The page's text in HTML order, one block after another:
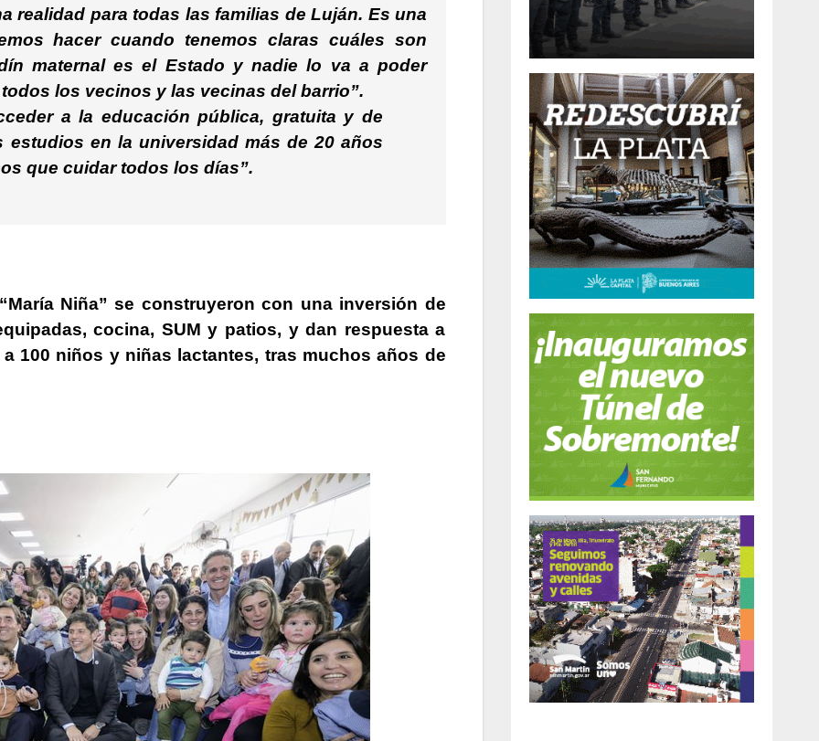
realidad para todas las familias de Luján. Es una
hacer cuando tenemos claras cuáles son
maternal es el Estado y nadie lo va a poder
los vecinos y las vecinas del barrio”.
a la educación pública, gratuita y de
en la universidad más de 20 años
que cuidar todos los días”.
Niña” se construyeron con una inversión de
cocina, SUM y patios, y dan respuesta a
100 niños y niñas lactantes, tras muchos años de